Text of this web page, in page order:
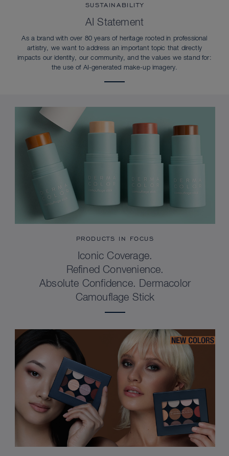
SUSTAINABILITY
AI Statement
As a brand with over 80 years of heritage rooted in professional
artistry, we want to address an important topic that directly
impacts our identity, our community, and the values we stand for:
the use of AI-generated make-up imagery.
PRODUCTS IN FOCUS
Iconic Coverage.
Refined Convenience.
Absolute Confidence. Dermacolor
Camouflage Stick